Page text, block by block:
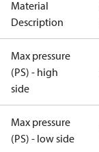
Material
Description
Max pressure
(PS) - high
side
Max pressure
(PS) - low side